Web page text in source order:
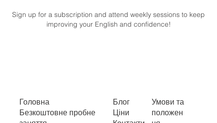
Sign up for a subscription and attend weekly sessions to keep
improving your English and confidence!
Головна
Безкоштовне пробне
Блог
Ціни
Умови та
положен